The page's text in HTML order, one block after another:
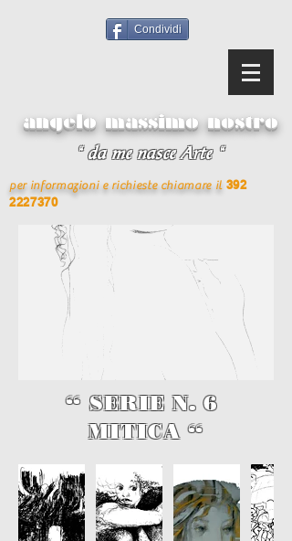
Condividi
angelo massimo nostro
“ da me nasce Arte “
per informazioni e richieste chiamare il 392
2227370
“ SERIE N. 6
MITICA “